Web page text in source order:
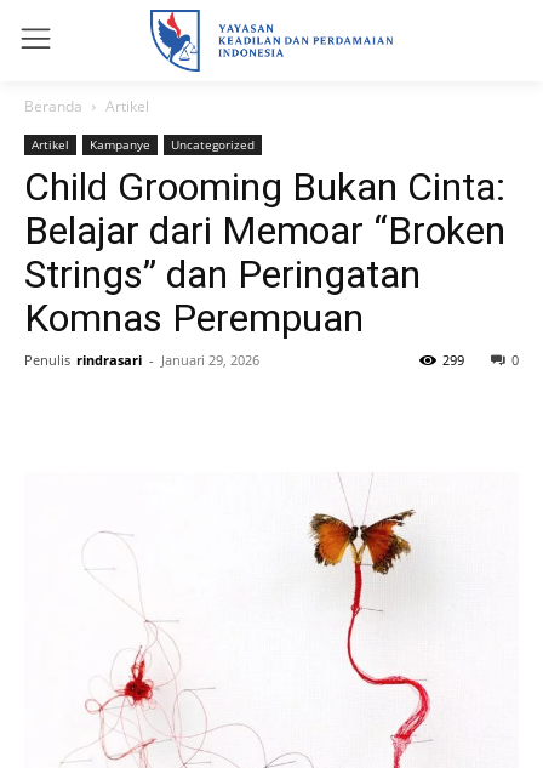
Beranda Artikel
Artikel Kampanye Uncategorized
Child Grooming Bukan Cinta:
Belajar dari Memoar “Broken
Strings” dan Peringatan
Komnas Perempuan
Penulis rindrasari - Januari 29, 2026 0
299